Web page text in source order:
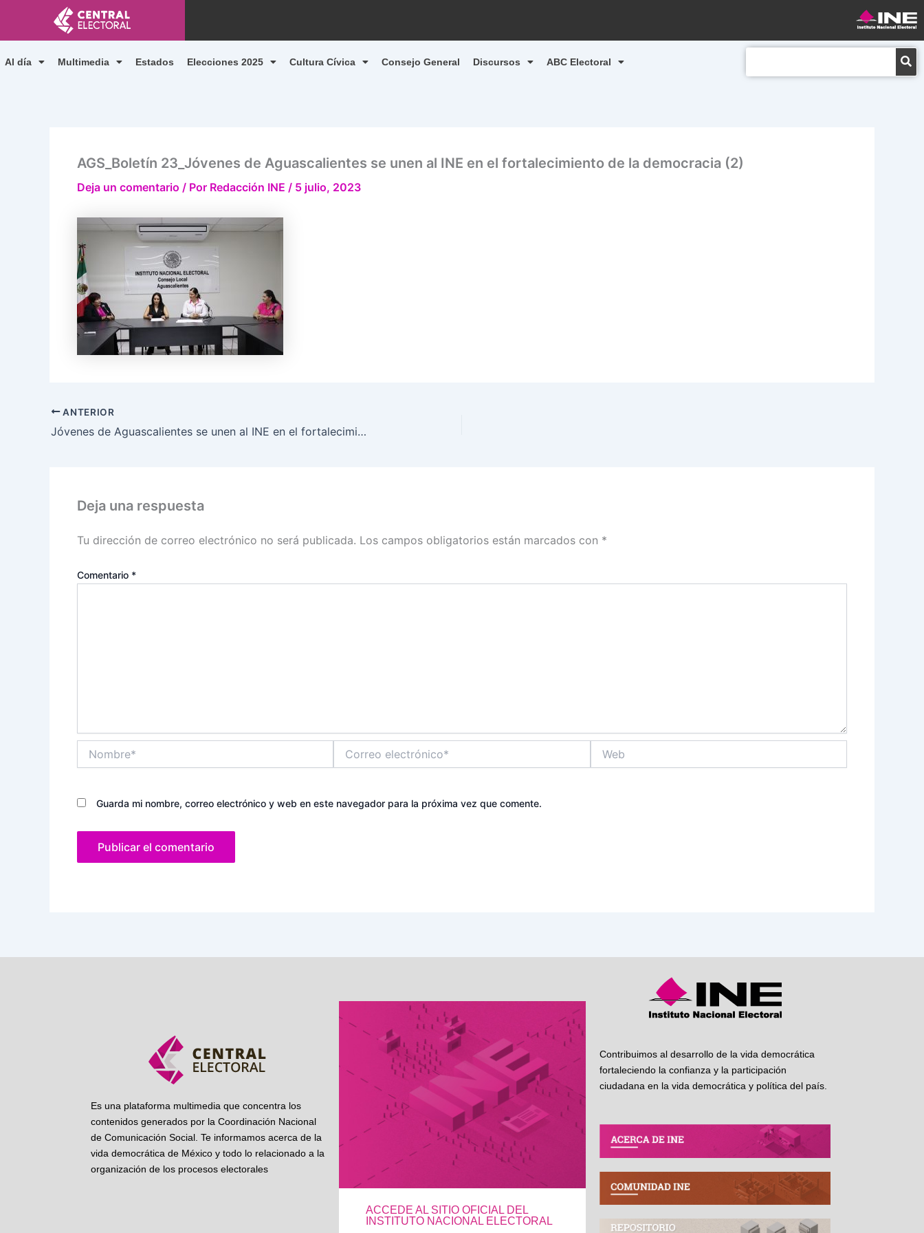
contenido
Al día Multimedia Estados Elecciones 2025 Cultura Cívica Consejo General Discursos ABC Electoral
AGS_Boletín 23_Jóvenes de Aguascalientes se unen al INE en el fortalecimiento de la democracia (2)
Deja un comentario / Por Redacción INE / 5 julio, 2023
ANTERIOR
Jóvenes de Aguascalientes se unen al INE en el fortalecimiento de la democracia
Deja una respuesta
Tu dirección de correo electrónico no será publicada. Los campos obligatorios están marcados con *
Comentario *
electrónico*
Guarda mi nombre, correo electrónico y web en este navegador para la próxima vez que comente.
Es una plataforma multimedia que concentra los
contenidos generados por la Coordinación Nacional
de Comunicación Social. Te informamos acerca de la
vida democrática de México y todo lo relacionado a la
organización de los procesos electorales
ACCEDE AL SITIO OFICIAL DEL
INSTITUTO NACIONAL ELECTORAL
Contribuimos al desarrollo de la vida democrática
fortaleciendo la confianza y la participación
ciudadana en la vida democrática y política del país.